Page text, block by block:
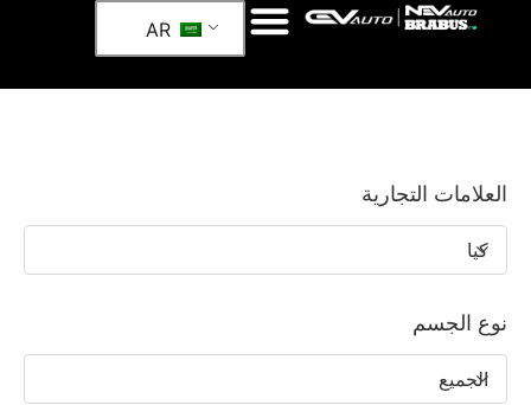
العلامات التجارية
كيا
نوع الجسم
الجميع